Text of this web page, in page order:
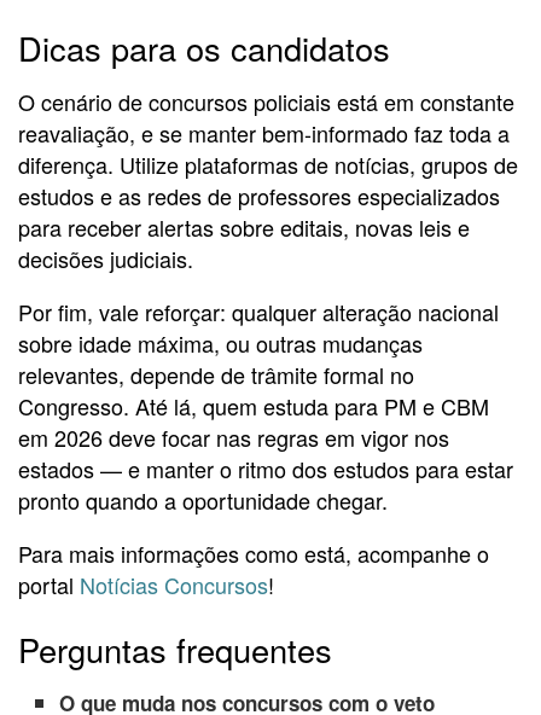
Dicas para os candidatos
O cenário de concursos policiais está em constante
reavaliação, e se manter bem-informado faz toda a
diferença. Utilize plataformas de notícias, grupos de
estudos e as redes de professores especializados
para receber alertas sobre editais, novas leis e
decisões judiciais.
Por fim, vale reforçar: qualquer alteração nacional
sobre idade máxima, ou outras mudanças
relevantes, depende de trâmite formal no
Congresso. Até lá, quem estuda para PM e CBM
em 2026 deve focar nas regras em vigor nos
estados — e manter o ritmo dos estudos para estar
pronto quando a oportunidade chegar.
Para mais informações como está, acompanhe o
portal Notícias Concursos!
Perguntas frequentes
O que muda nos concursos com o veto